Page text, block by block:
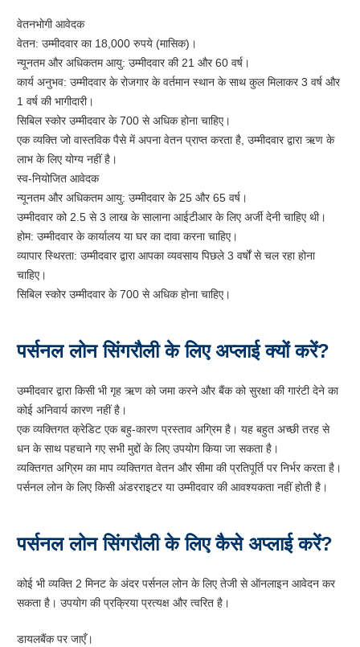
वेतनभोगी आवेदक
वेतन: उम्मीदवार का 18,000 रुपये (मासिक)।
न्यूनतम और अधिकतम आयु: उम्मीदवार की 21 और 60 वर्ष।
कार्य अनुभव: उम्मीदवार के रोजगार के वर्तमान स्थान के साथ कुल मिलाकर 3 वर्ष और
1 वर्ष की भागीदारी।
सिबिल स्कोर उम्मीदवार के 700 से अधिक होना चाहिए।
एक व्यक्ति जो वास्तविक पैसे में अपना वेतन प्राप्त करता है, उम्मीदवार द्वारा ऋण के
लाभ के लिए योग्य नहीं है।
स्व-नियोजित आवेदक
न्यूनतम और अधिकतम आयु: उम्मीदवार के 25 और 65 वर्ष।
उम्मीदवार को 2.5 से 3 लाख के सालाना आईटीआर के लिए अर्जी देनी चाहिए थी।
होम: उम्मीदवार के कार्यालय या घर का दावा करना चाहिए।
व्यापार स्थिरता: उम्मीदवार द्वारा आपका व्यवसाय पिछले 3 वर्षों से चल रहा होना
चाहिए।
सिबिल स्कोर उम्मीदवार के 700 से अधिक होना चाहिए।
पर्सनल लोन सिंगरौली के लिए अप्लाई क्यों करें?
उम्मीदवार द्वारा किसी भी गृह ऋण को जमा करने और बैंक को सुरक्षा की गारंटी देने का
कोई अनिवार्य कारण नहीं है।
एक व्यक्तिगत क्रेडिट एक बहु-कारण प्रस्ताव अग्रिम है। यह बहुत अच्छी तरह से
धन के साथ पहचाने गए सभी मुद्दों के लिए उपयोग किया जा सकता है।
व्यक्तिगत अग्रिम का माप व्यक्तिगत वेतन और सीमा की प्रतिपूर्ति पर निर्भर करता है।
पर्सनल लोन के लिए किसी अंडरराइटर या उम्मीदवार की आवश्यकता नहीं होती है।
पर्सनल लोन सिंगरौली के लिए कैसे अप्लाई करें?
कोई भी व्यक्ति 2 मिनट के अंदर पर्सनल लोन के लिए तेजी से ऑनलाइन आवेदन कर
सकता है। उपयोग की प्रक्रिया प्रत्यक्ष और त्वरित है।
डायलबैंक पर जाएँ।